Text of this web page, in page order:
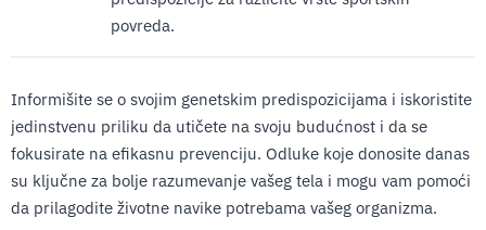
povreda.
Informišite se o svojim genetskim predispozicijama i iskoristite
jedinstvenu priliku da utičete na svoju budućnost i da se
fokusirate na efikasnu prevenciju. Odluke koje donosite danas
su ključne za bolje razumevanje vašeg tela i mogu vam pomoći
da prilagodite životne navike potrebama vašeg organizma.